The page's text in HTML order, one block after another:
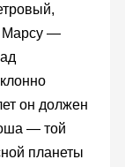
Марсу —
он должен
— той
планеты